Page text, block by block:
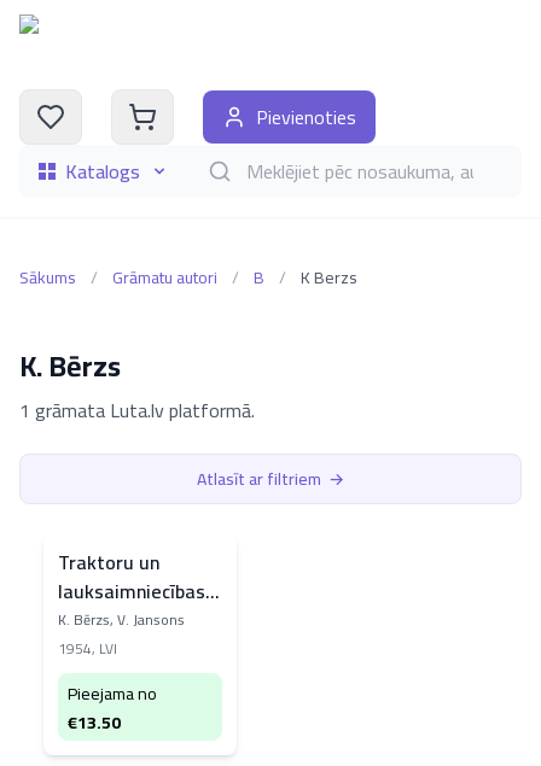
Katalogs Meklēt grāmatas pēc nosaukuma, autora,
Pievienoties
Sākums / Grāmatu autori / B / K Berzs
K. Bērzs
1 grāmata Luta.lv platformā.
Atlasīt ar filtriem →
Traktoru un
lauksaimniecības
mašīnu remonta
technoloģija un
organizācija
K. Bērzs, V. Jansons
1954, LVI
Pieejama no
€13.50